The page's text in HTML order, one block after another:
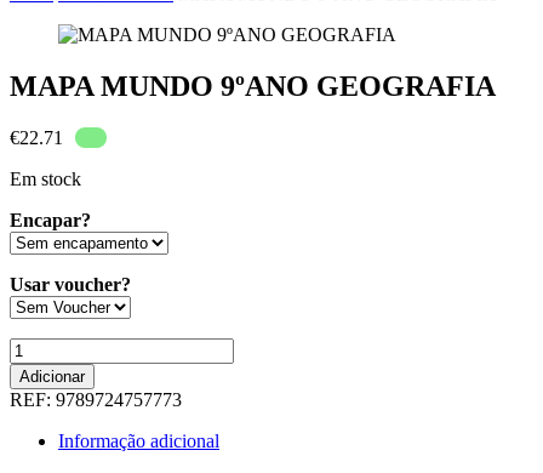
MAPA MUNDO 9ºANO GEOGRAFIA
€22.71
Em stock
Encapar?
Usar voucher?
Quantidade
de
MAPA
MUNDO
9ºANO
GEOGRAFIA
Adicionar
REF: 9789724757773
Informação adicional